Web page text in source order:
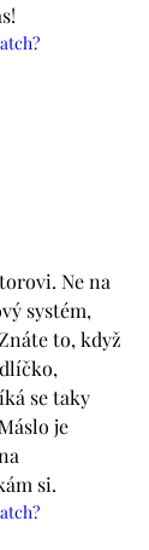
Ne na
systém,
to, když
se taky
je
si.